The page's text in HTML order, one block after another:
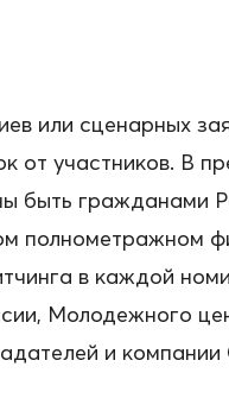
или сценарных
от участников. В
гражданами
полнометражном
в каждой
Молодежного
и компании